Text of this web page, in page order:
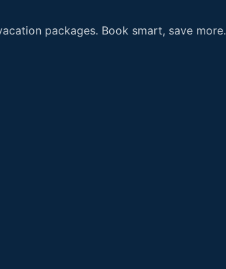
packages. Book smart, save more.